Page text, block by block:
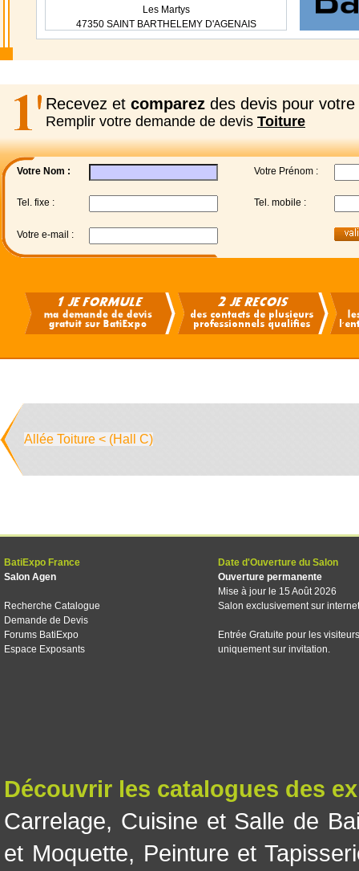
Les Martys
47350 SAINT BARTHELEMY D'AGENAIS
Recevez et comparez des devis pour votre
Remplir votre demande de devis Toiture
Votre Nom : Votre Prénom :
Tel. fixe : Tel. mobile :
Votre e-mail :
Allée Toiture < (Hall C)
BatiExpo France
Salon Agen
Recherche Catalogue
Demande de Devis
Forums BatiExpo
Espace Exposants
Date d'Ouverture du Salon
Ouverture permanente
Mise à jour le 15 Août 2026
Salon exclusivement sur internet
Entrée Gratuite pour les visiteurs
uniquement sur invitation.
Découvrir les catalogues des
Carrelage, Cuisine et Salle de
et Moquette, Peinture et